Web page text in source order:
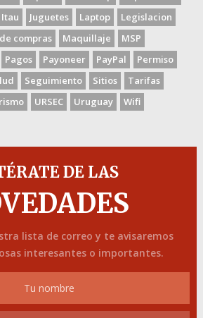
Itau Juguetes Laptop
Legislacion
compras Maquillaje
MSP
Pagos Payoneer PayPal
Permiso
Seguimiento Sitios
Tarifas
URSEC Uruguay Wifi
DE LAS
lista de correo y te avisaremos
interesantes o importantes.